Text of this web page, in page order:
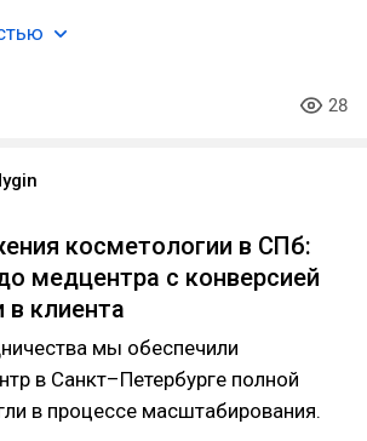
28
косметологии в СПб:
медцентра с конверсией
в клиента
мы обеспечили
в Санкт–Петербурге полной
в процессе масштабирования.